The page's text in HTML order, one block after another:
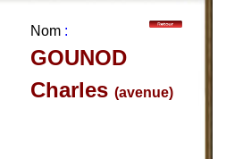
Nom :
GOUNOD
Charles(avenue)